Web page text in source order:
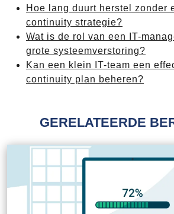
Hoe lang duurt herstel zonder
continuity strategie?
Wat is de rol van een IT-
grote systeemverstoring?
Kan een klein IT-team een
continuity plan beheren?
GERELATEERDE